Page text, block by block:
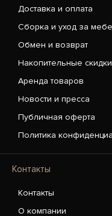
Доставка и оплата
Сборка и уход за
Обмен и возврат
Накопительные скидки
Аренда товаров
Новости и пресса
Публичная оферта
Политика
Контакты
Контакты
О компании